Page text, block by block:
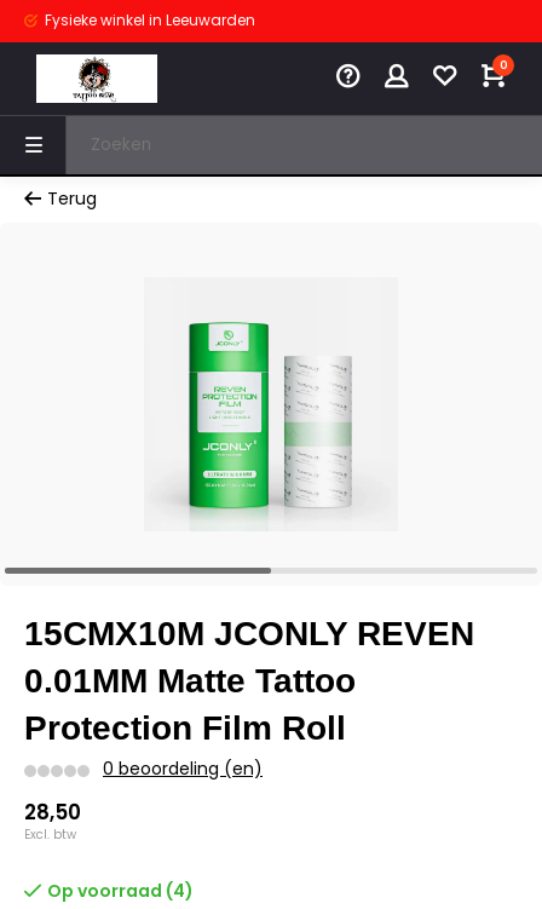
Fysieke winkel in Leeuwarden
0
Terug
15CMX10M JCONLY REVEN
0.01MM Matte Tattoo
Protection Film Roll
0 beoordeling (en)
28,50
Excl. btw
Op voorraad (4)